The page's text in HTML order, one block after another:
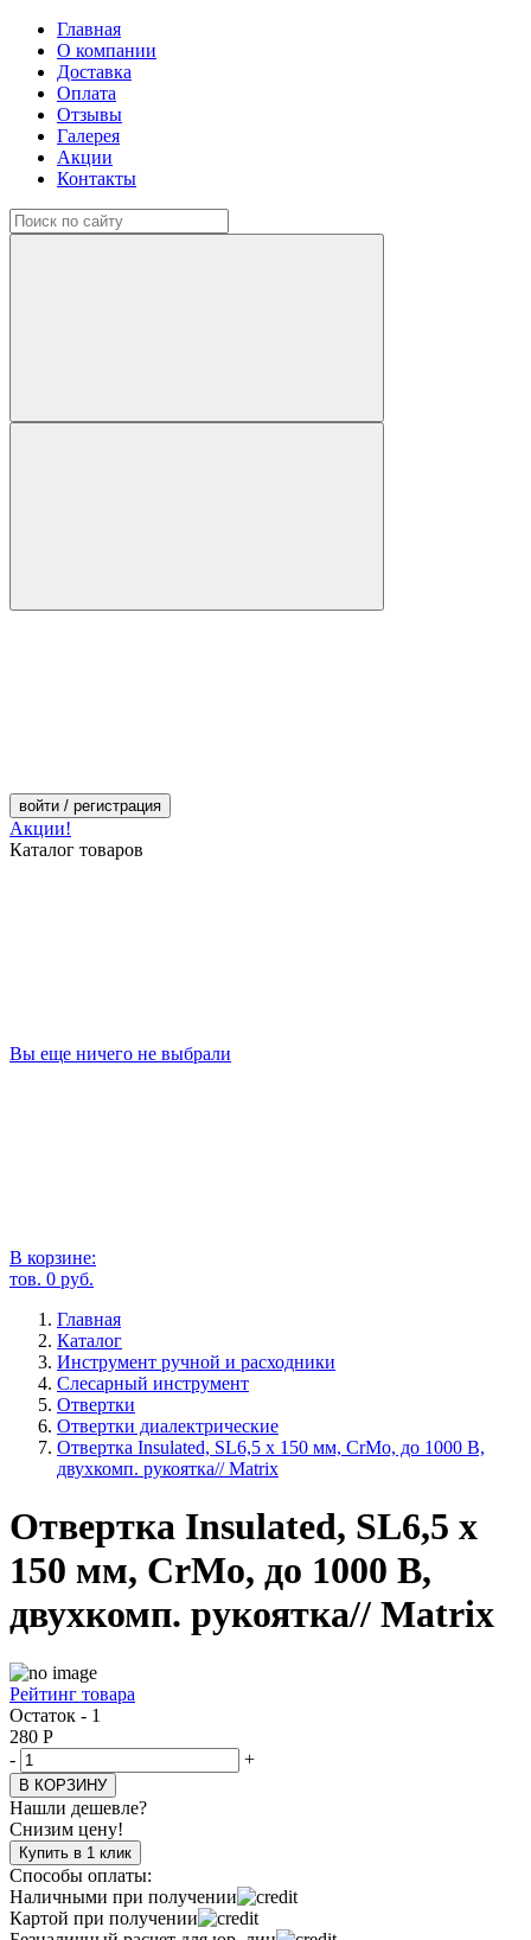
Главная
О компании
Доставка
Оплата
Отзывы
Галерея
Акции
Контакты
войти / регистрация
Акции!
Каталог товаров
Вы еще ничего не выбрали
В корзине:
тов. 0 руб.
Главная
Каталог
Инструмент ручной и расходники
Слесарный инструмент
Отвертки
Отвертки диалектрические
Отвертка Insulated, SL6,5 x 150 мм, CrMo, до 1000 В,
двухкомп. рукоятка// Matrix
Отвертка Insulated, SL6,5 x
150 мм, CrMo, до 1000 В,
двухкомп. рукоятка// Matrix
Рейтинг товара
Остаток - 1
280 Р
-
+
В КОРЗИНУ
Нашли дешевле?
Снизим цену!
Купить в 1 клик
Способы оплаты:
Наличными при получении
Картой при получении